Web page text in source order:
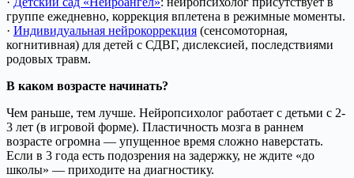
группе ежедневно, коррекция вплетена в режимные моменты.
· Индивидуальная нейрокоррекция (сенсомоторная,
когнитивная) для детей с СДВГ, дислексией, последствиями
родовых травм.
В каком возрасте начинать?
Чем раньше, тем лучше. Нейропсихолог работает с детьми с 2-
3 лет (в игровой форме). Пластичность мозга в раннем
возрасте огромна — упущенное время сложно наверстать.
Если в 3 года есть подозрения на задержку, не ждите «до
школы» — приходите на диагностику.